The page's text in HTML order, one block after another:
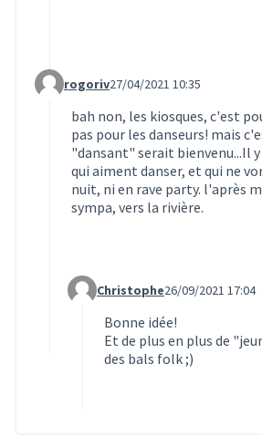
Commentaire 3260 (réponse au
rogoriv27/04/2021 10:35
bah non, les kiosques, c'est
pas pour les danseurs! mais
"dansant" serait bienvenu...Il y
qui aiment danser, et qui ne
nuit, ni en rave party. l'après
sympa, vers la rivière.
Commentaire 3383 (réponse
Christophe26/09/2021 17:04
Bonne idée!
Et de plus en plus de
des bals folk ;)